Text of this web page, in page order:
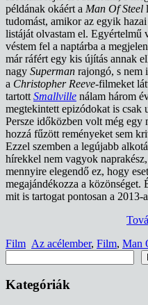
példának okáért a Man Of Steel
tudomást, amikor az egyik
listáját olvastam el. Egyértelmű
véstem fel a naptárba a
már ráfért egy kis újítás annak
nagy Superman rajongó, s nem
a Christopher Reeve-filmeket
tartott Smallville nálam három
megtekintett epizódokat is csak
Persze időközben volt még egy
hozzá fűzött reményeket sem
Ezzel szemben a legújabb
hírekkel nem vagyok
mennyire elegendő ez, hogy
megajándékozza a
mit is tartogat pontosan a 2013-
Film Az acélember, Film, Man
Kategóriák